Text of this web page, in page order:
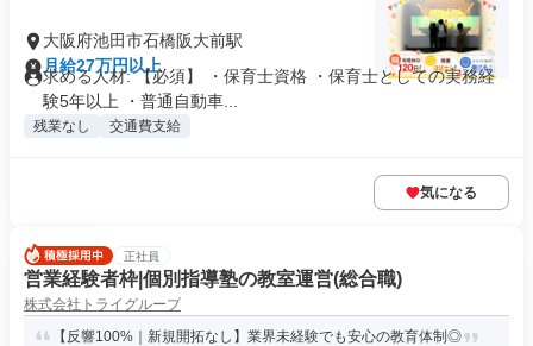
大阪府池田市石橋阪大前駅
月給27万円以上
求める人材: 【必須】 ・保育士資格 ・保育士としての実務経
験5年以上 ・普通自動車...
残業なし 交通費支給
気になる
正社員
営業経験者枠|個別指導塾の教室運営(総合職)
株式会社トライグループ
【反響100%｜新規開拓なし】業界未経験でも安心の教育体制◎